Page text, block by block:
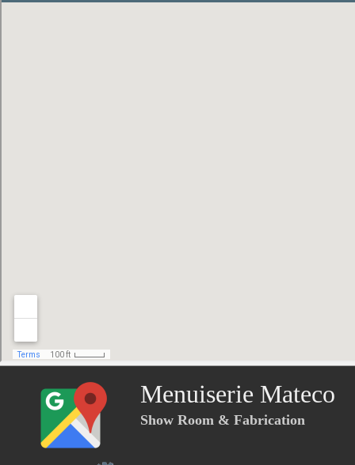
Menuiserie Mateco
Show Room & Fabrication